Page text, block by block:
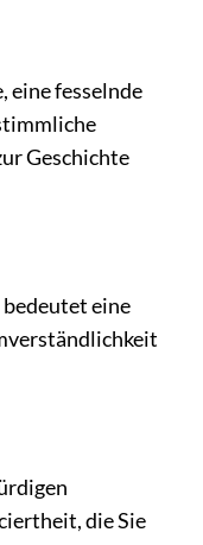
eine fesselnde
Geschichte
eine
die Sie